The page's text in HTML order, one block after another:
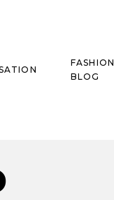
FASHION
BLOG